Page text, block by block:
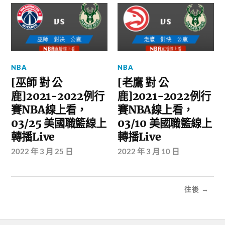
NBA
[巫師 對 公
鹿]2021-2022例行
賽NBA線上看，
03/25 美國職籃線上
轉播Live
2022 年 3 月 25 日
NBA
[老鷹 對 公
鹿]2021-2022例行
賽NBA線上看，
03/10 美國職籃線上
轉播Live
2022 年 3 月 10 日
往後 →